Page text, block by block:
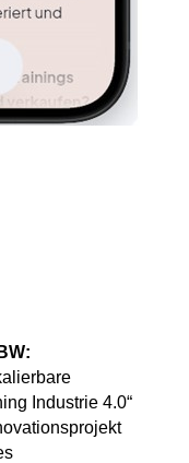
Industrie 4.0“